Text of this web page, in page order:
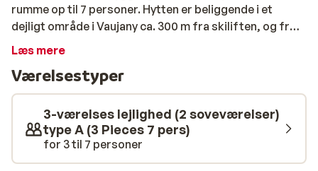
rumme op til 7 personer. Hytten er beliggende i et
dejligt område i Vaujany ca. 300 m fra skiliften, og fra
hyttens balkon har du en smuk udsigt over Massif des
dine medrejsende nyde et lækkert måltid eller hygge
med et spil i stuen. Chalet Perin anbefales til
vennegrupper og familier, der ønsker en dejlig ferie tæt
på skiliften.
Læs mere
Værelsestyper
3-værelses lejlighed (2 soveværelser)
type A (3 Pieces 7 pers)
for 3 til 7 personer